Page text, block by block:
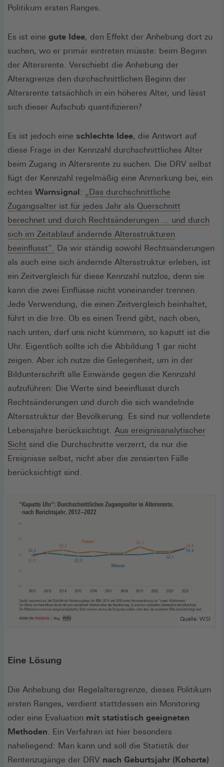
Politikum ersten Ranges.
Es ist eine gute Idee, den Effekt der Anhebung dort zu
suchen, wo er primär eintreten müsste: beim Beginn
der Altersrente. Verschiebt die Anhebung der
Altersgrenze den durchschnittlichen Beginn der
Altersrente tatsächlich in ein höheres Alter, und lässt
sich dieser Aufschub quantifizieren?
Es ist jedoch eine schlechte Idee, die Antwort auf
diese Frage in der Kennzahl durchschnittliches Alter
beim Zugang in Altersrente zu suchen. Die DRV selbst
fügt der Kennzahl regelmäßig eine Anmerkung bei, ein
echtes Warnsignal:
„Das durchschnittliche
Zugangsalter ist für jedes Jahr als Querschnitt
berechnet und durch Rechtsänderungen ... und durch
sich im Zeitablauf ändernde Altersstrukturen
beeinflusst“.
Da wir ständig sowohl Rechtsänderungen
als auch eine sich ändernde Altersstruktur erleben, ist
ein Zeitvergleich für diese Kennzahl nutzlos, denn sie
kann die zwei Einflüsse nicht voneinander trennen.
Jede Verwendung, die einen Zeitvergleich beinhaltet,
führt in die Irre. Ob es einen Trend gibt, nach oben,
nach unten, darf uns nicht kümmern, so kaputt ist die
Uhr. Eigentlich sollte ich die Abbildung 1 gar nicht
zeigen. Aber ich nutze die Gelegenheit, um in der
Bildunterschrift alle Einwände gegen die Kennzahl
aufzuführen: Die Werte sind beeinflusst durch
Rechtsänderungen und durch die sich wandelnde
Altersstruktur der Bevölkerung. Es sind nur vollendete
Lebensjahre berücksichtigt. Aus ereignisanalytischer
Sicht sind die Durchschnitte verzerrt, da nur die
Ereignisse selbst, nicht aber die zensierten Fälle
berücksichtigt sind.
Quelle: WSI
Eine Lösung
Die Anhebung der Regelaltersgrenze, dieses Politikum
ersten Ranges, verdient stattdessen ein Monitoring
oder eine Evaluation mit statistisch geeigneten
Methoden. Ein Verfahren ist hier besonders
naheliegend: Man kann und soll die Statistik der
Rentenzugänge der DRV nach Geburtsjahr (Kohorte)